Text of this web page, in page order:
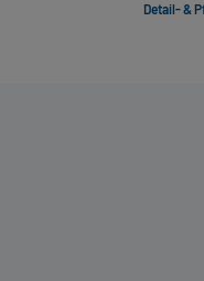
Detail- &